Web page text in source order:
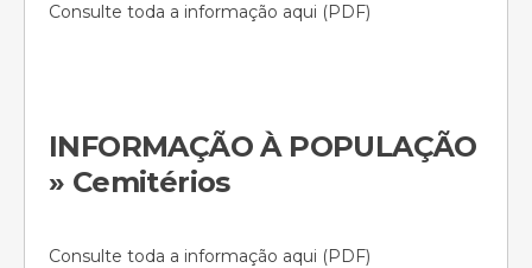
Consulte toda a informação aqui (PDF)
INFORMAÇÃO À POPULAÇÃO
» Cemitérios
Consulte toda a informação aqui (PDF)